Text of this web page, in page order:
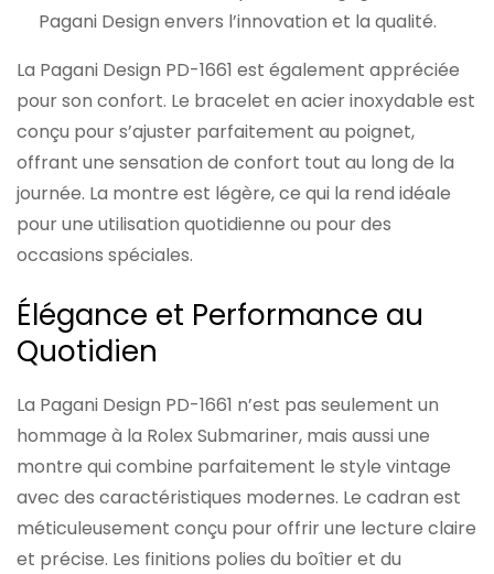
Pagani Design envers l’innovation et la qualité.
La Pagani Design PD-1661 est également appréciée
pour son confort. Le bracelet en acier inoxydable est
conçu pour s’ajuster parfaitement au poignet,
offrant une sensation de confort tout au long de la
journée. La montre est légère, ce qui la rend idéale
pour une utilisation quotidienne ou pour des
occasions spéciales.
Élégance et Performance au
Quotidien
La Pagani Design PD-1661 n’est pas seulement un
hommage à la Rolex Submariner, mais aussi une
montre qui combine parfaitement le style vintage
avec des caractéristiques modernes. Le cadran est
méticuleusement conçu pour offrir une lecture claire
et précise. Les finitions polies du boîtier et du